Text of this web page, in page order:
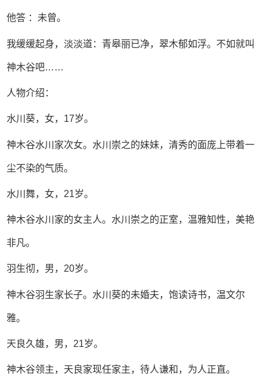
他答 ：未曾。
我缓缓起身，淡淡道：青皋丽已净，翠木郁如浮。不如就叫
神木谷吧……
人物介绍：
水川葵，女，17岁。
神木谷水川家次女。水川崇之的妹妹，清秀的面庞上带着一
尘不染的气质。
水川舞，女，21岁。
神木谷水川家的女主人。水川崇之的正室，温雅知性，美艳
非凡。
羽生彻，男，20岁。
神木谷羽生家长子。水川葵的未婚夫，饱读诗书，温文尔
雅。
天良久雄，男，21岁。
神木谷领主，天良家现任家主，待人谦和，为人正直。